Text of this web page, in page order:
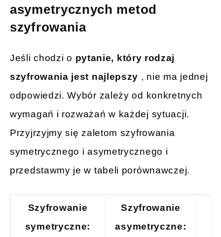
asymetrycznych metod
szyfrowania
Jeśli chodzi o pytanie, który rodzaj
szyfrowania jest najlepszy , nie ma jednej
odpowiedzi. Wybór zależy od konkretnych
wymagań i rozważań w każdej sytuacji.
Przyjrzyjmy się zaletom szyfrowania
symetrycznego i asymetrycznego i
przedstawmy je w tabeli porównawczej.
Szyfrowanie
symetryczne:
Szyfrowanie
asymetryczne: